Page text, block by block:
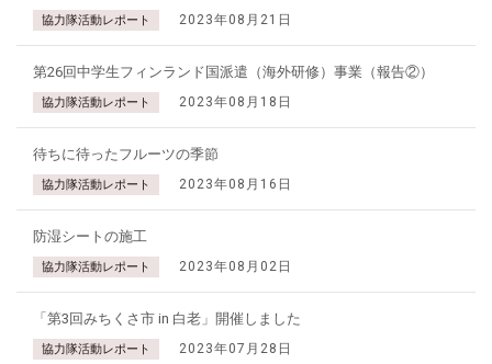
協力隊活動レポート 2023年08月21日
第26回中学生フィンランド国派遣（海外研修）事業（報告②）
協力隊活動レポート 2023年08月18日
待ちに待ったフルーツの季節
協力隊活動レポート 2023年08月16日
防湿シートの施工
協力隊活動レポート 2023年08月02日
「第3回みちくさ市 in 白老」開催しました
協力隊活動レポート 2023年07月28日